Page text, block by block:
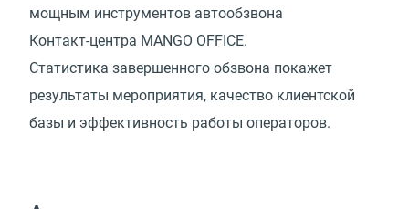
мощным инструментов автообзвона
Контакт-центра MANGO OFFICE.
Статистика завершенного обзвона покажет
результаты мероприятия, качество клиентской
базы и эффективность работы операторов.